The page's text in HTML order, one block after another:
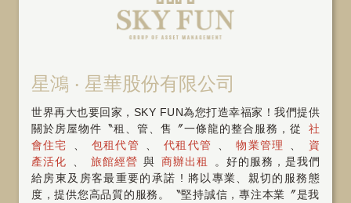
星鴻 ‧ 星華股份有限公司
世界再大也要回家，SKY FUN為您打造幸福家！我們提供
關於房屋物件〝租、管、售〞一條龍的整合服務，從
社
會住宅
、 包租代管 、 代租代管 、 物業管理 、
資
產活化
、 旅館經營 與 商辦出租
。好的服務，是我們
給房東及房客最重要的承諾 ! 將以專業、親切的服務態
度，提供您高品質的服務。〝堅持誠信，專注本業〞是我